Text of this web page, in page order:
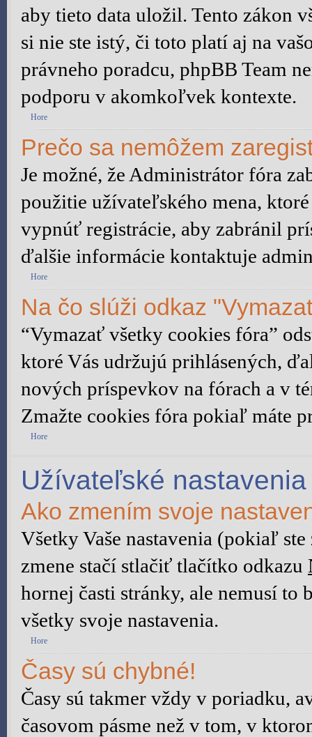
aby tieto data uložil. Tento zákon
si nie ste istý, či toto platí aj na
právneho poradcu, phpBB Team
podporu v akomkoľvek kontexte.
Hore
Prečo sa nemôžem
Je možné, že Administrátor fóra
použitie užívateľského mena,
vypnúť registrácie, aby zabránil
ďalšie informácie kontaktuje
Hore
Na čo slúži odkaz
“Vymazať všetky cookies fóra”
ktoré Vás udržujú prihlásených,
nových príspevkov na fórach a v
Zmažte cookies fóra pokiaľ máte
Hore
Užívateľské nastavenia
Ako zmením svoje
Všetky Vaše nastavenia (pokiaľ
zmene stačí stlačiť tlačítko odkazu
hornej časti stránky, ale nemusí
všetky svoje nastavenia.
Hore
Časy sú chybné!
Časy sú takmer vždy v poriadku,
časovom pásme než v tom, v